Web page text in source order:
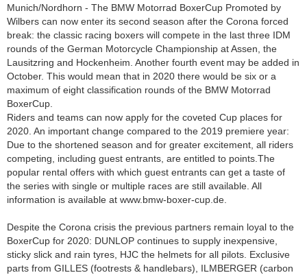
Munich/Nordhorn - The BMW Motorrad BoxerCup Promoted by
Wilbers can now enter its second season after the Corona forced
break: the classic racing boxers will compete in the last three IDM
rounds of the German Motorcycle Championship at Assen, the
Lausitzring and Hockenheim. Another fourth event may be added in
October. This would mean that in 2020 there would be six or a
maximum of eight classification rounds of the BMW Motorrad
BoxerCup.
Riders and teams can now apply for the coveted Cup places for
2020. An important change compared to the 2019 premiere year:
Due to the shortened season and for greater excitement, all riders
competing, including guest entrants, are entitled to points.The
popular rental offers with which guest entrants can get a taste of
the series with single or multiple races are still available. All
information is available at www.bmw-boxer-cup.de.
Despite the Corona crisis the previous partners remain loyal to the
BoxerCup for 2020: DUNLOP continues to supply inexpensive,
sticky slick and rain tyres, HJC the helmets for all pilots. Exclusive
parts from GILLES (footrests & handlebars), ILMBERGER (carbon